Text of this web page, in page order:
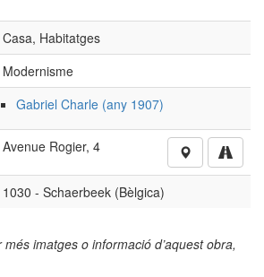
Casa, Habitatges
Modernisme
Gabriel Charle (any 1907)
Avenue Rogier, 4
1030 - Schaerbeek (Bèlgica)
imatges o informació d’aquest obra,